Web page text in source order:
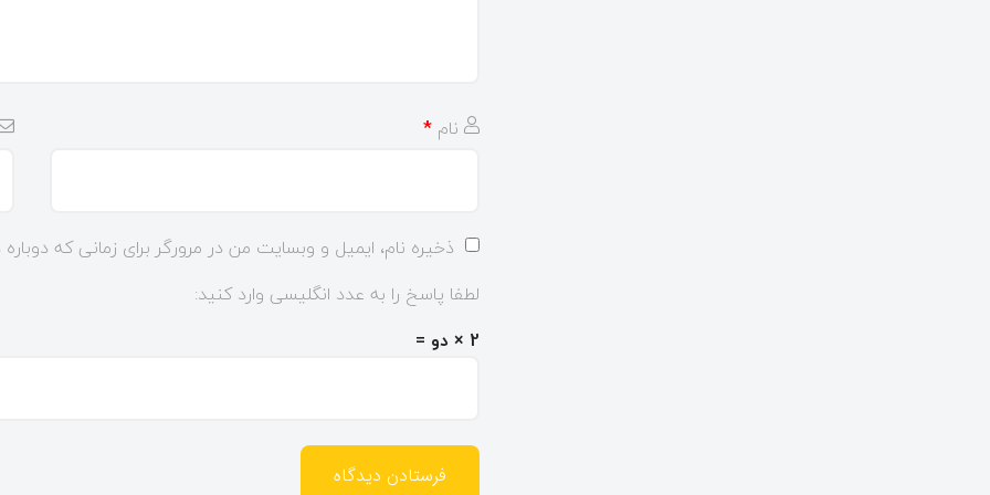
نام *
ذخیره نام، ایمیل و وبسایت من در مرورگر برای زمانی که
لطفا پاسخ را به عدد انگلیسی وارد کنید:
2 × دو =